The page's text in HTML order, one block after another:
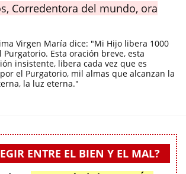
Corredentora del mundo, ora
Virgen María dice: "Mi Hijo libera 1000
Purgatorio. Esta oración breve, esta
insistente, libera cada vez que es
el Purgatorio, mil almas que alcanzan la
la luz eterna."
ENTRE EL BIEN Y EL MAL?